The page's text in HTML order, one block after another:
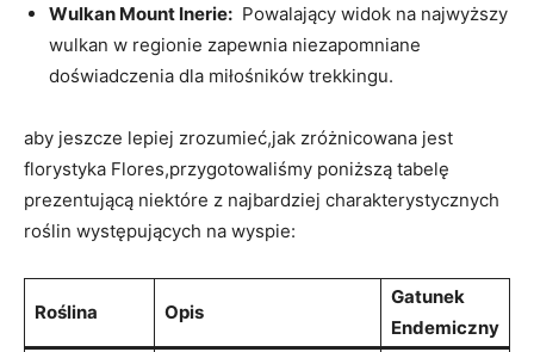
Wulkan Mount Inerie: ​ Powalający widok na‌ najwyższy
wulkan ​w⁢ regionie zapewnia niezapomniane
doświadczenia dla miłośników trekkingu.
aby jeszcze⁢ lepiej zrozumieć,jak zróżnicowana jest
‌florystyka Flores,przygotowaliśmy poniższą tabelę
prezentującą niektóre ⁤z najbardziej charakterystycznych
roślin ⁤występujących na wyspie:
Roślina Opis
Gatunek⁣
Endemiczny